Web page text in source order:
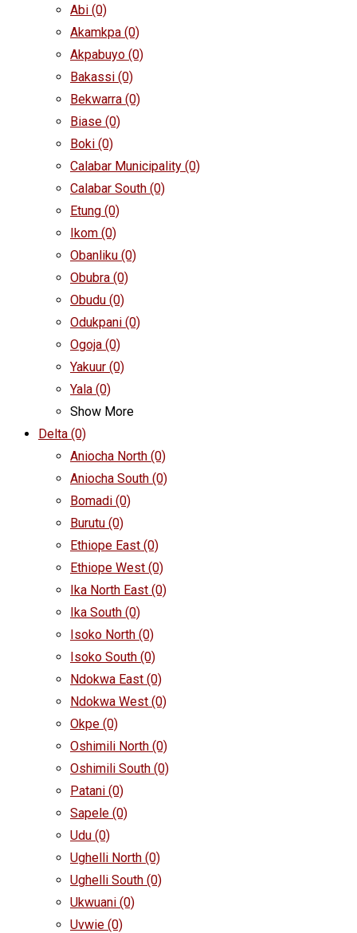
Abi (0)
Akamkpa (0)
Akpabuyo (0)
Bakassi (0)
Bekwarra (0)
Biase (0)
Boki (0)
Calabar Municipality (0)
Calabar South (0)
Etung (0)
Ikom (0)
Obanliku (0)
Obubra (0)
Obudu (0)
Odukpani (0)
Ogoja (0)
Yakuur (0)
Yala (0)
Show More
Delta (0)
Aniocha North (0)
Aniocha South (0)
Bomadi (0)
Burutu (0)
Ethiope East (0)
Ethiope West (0)
Ika North East (0)
Ika South (0)
Isoko North (0)
Isoko South (0)
Ndokwa East (0)
Ndokwa West (0)
Okpe (0)
Oshimili North (0)
Oshimili South (0)
Patani (0)
Sapele (0)
Udu (0)
Ughelli North (0)
Ughelli South (0)
Ukwuani (0)
Uvwie (0)